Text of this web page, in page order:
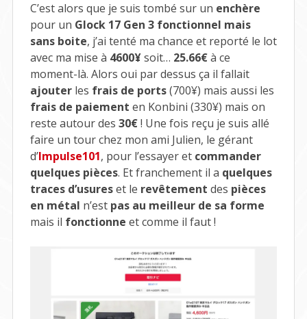
C’est alors que je suis tombé sur un enchère
pour un Glock 17 Gen 3 fonctionnel mais
sans boite, j’ai tenté ma chance et reporté le lot
avec ma mise à 4600¥soit… 25.66€à ce
moment-là. Alors oui par dessus ça il fallait
ajouterles frais de ports(700¥) mais aussi les
frais de paiement en Konbini (330¥) mais on
reste autour des 30€! Une fois reçu je suis allé
faire un tour chez mon ami Julien, le gérant
d’Impulse101, pour l’essayer et commander
quelques pièces. Et franchement il a quelques
traces d’usureset le revêtement des pièces
en métal n’est pas au meilleur de sa forme
mais il fonctionne et comme il faut !